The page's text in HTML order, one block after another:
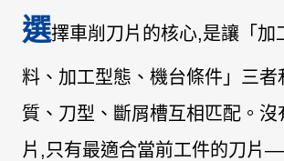
選擇車削刀片 的核心,是讓「加
料、加工型態、機台條件」三者
質、刀型、斷屑槽互相匹配。沒
片,只有最適合當前工件的刀片